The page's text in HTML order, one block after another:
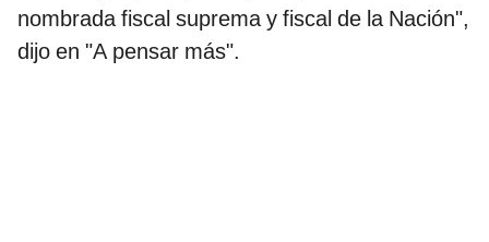
nombrada fiscal suprema y fiscal de la Nación",
dijo en "A pensar más".